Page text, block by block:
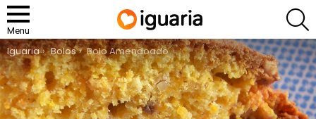
Menu
You are here:
Iguaria Bolos Bolo Amendoado